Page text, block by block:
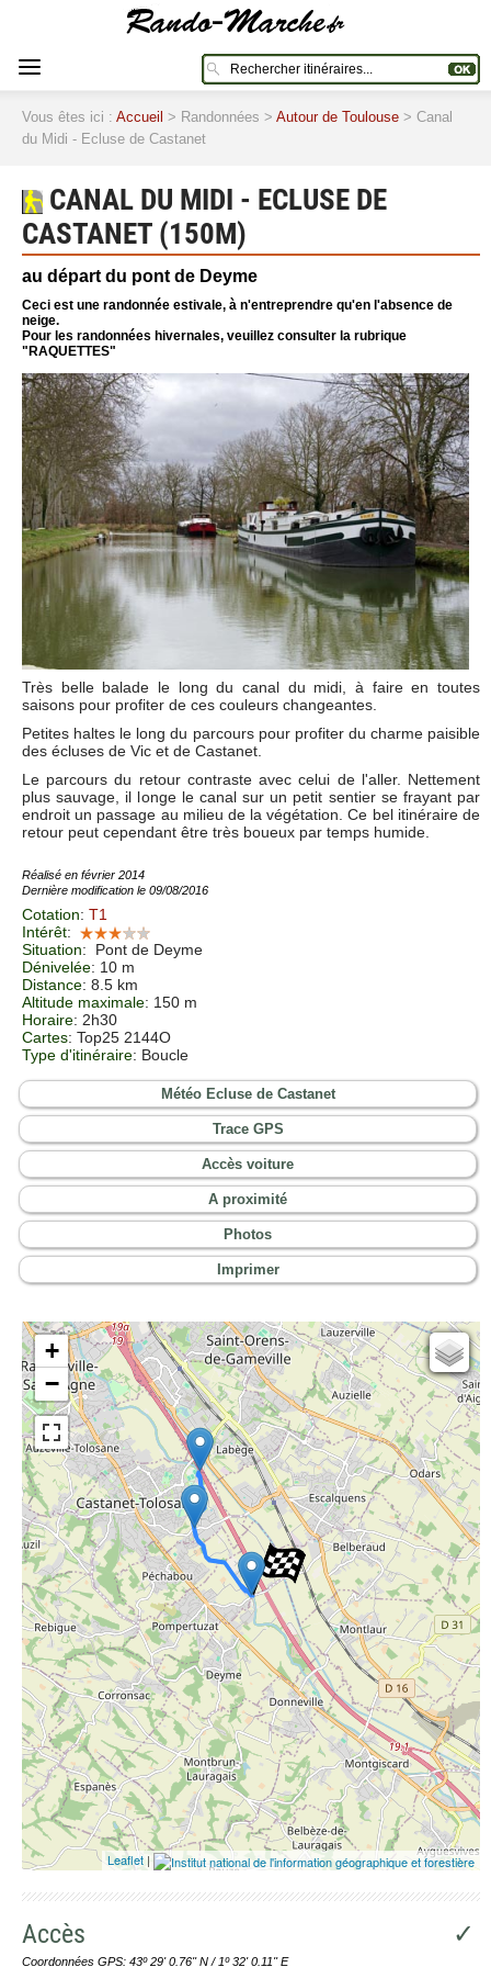
Vous êtes ici : Accueil > Randonnées > Autour de Toulouse > Canal
du Midi - Ecluse de Castanet
CANAL DU MIDI - ECLUSE DE
CASTANET (150M)
au départ du pont de Deyme
Ceci est une randonnée estivale, à n'entreprendre qu'en l'absence de
neige.
Pour les randonnées hivernales, veuillez consulter la rubrique
"RAQUETTES"
Très belle balade le long du canal du midi, à faire en toutes
saisons pour profiter de ces couleurs changeantes.
Petites haltes le long du parcours pour profiter du charme paisible
des écluses de Vic et de Castanet.
Le parcours du retour contraste avec celui de l'aller. Nettement
plus sauvage, il longe le canal sur un petit sentier se frayant par
endroit un passage au milieu de la végétation. Ce bel itinéraire de
retour peut cependant être très boueux par temps humide.
Réalisé en février 2014
Dernière modification le 09/08/2016
Cotation: T1
Intérêt:
Situation:
Pont de Deyme
Dénivelée: 10 m
Distance: 8.5 km
Altitude maximale: 150 m
Horaire: 2h30
Cartes: Top25 2144O
Type d'itinéraire: Boucle
Météo Ecluse de Castanet
Trace GPS
Accès voiture
A proximité
Photos
Imprimer
+
−
Cartes IGN
Open Topo Map
Open Street Map
ESRI Word Imagery
Photographies aériennes
Leaflet |
Accès ✓
Coordonnées GPS: 43º 29' 0.76'' N / 1º 32' 0.11'' E